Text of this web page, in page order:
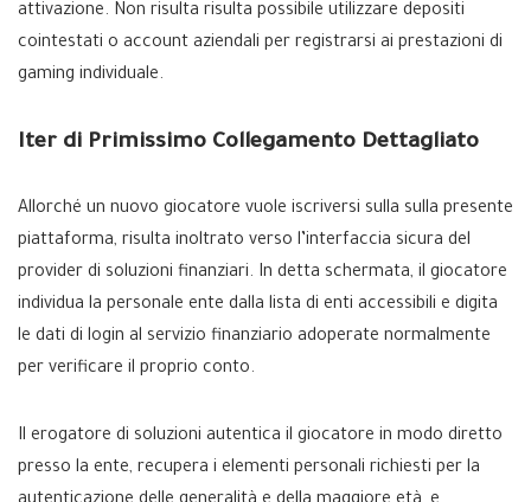
attivazione. Non risulta risulta possibile utilizzare depositi
cointestati o account aziendali per registrarsi ai prestazioni di
gaming individuale.
Iter di Primissimo Collegamento Dettagliato
Allorché un nuovo giocatore vuole iscriversi sulla sulla presente
piattaforma, risulta inoltrato verso l’interfaccia sicura del
provider di soluzioni finanziari. In detta schermata, il giocatore
individua la personale ente dalla lista di enti accessibili e digita
le dati di login al servizio finanziario adoperate normalmente
per verificare il proprio conto.
Il erogatore di soluzioni autentica il giocatore in modo diretto
presso la ente, recupera i elementi personali richiesti per la